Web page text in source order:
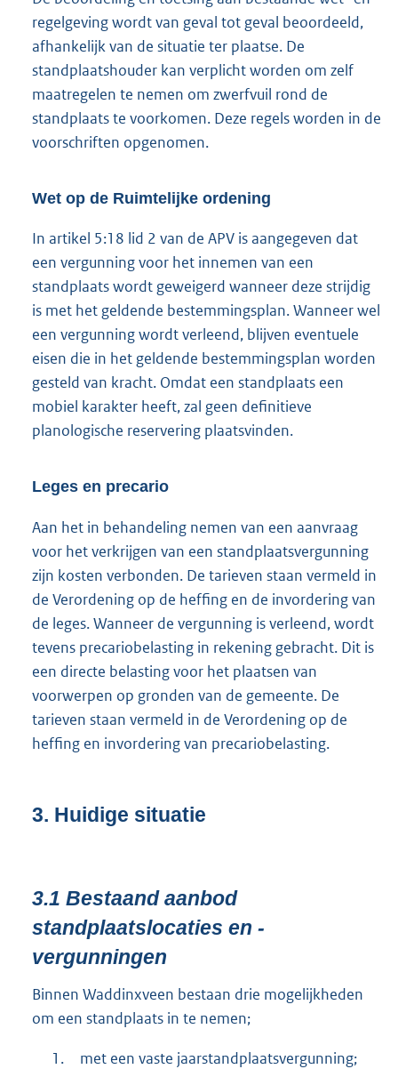
regelgeving wordt van geval tot geval beoordeeld,
afhankelijk van de situatie ter plaatse. De
standplaatshouder kan verplicht worden om zelf
maatregelen te nemen om zwerfvuil rond de
standplaats te voorkomen. Deze regels worden in de
voorschriften opgenomen.
Wet op de Ruimtelijke ordening
In artikel 5:18 lid 2 van de APV is aangegeven dat
een vergunning voor het innemen van een
standplaats wordt geweigerd wanneer deze strijdig
is met het geldende bestemmingsplan. Wanneer wel
een vergunning wordt verleend, blijven eventuele
eisen die in het geldende bestemmingsplan worden
gesteld van kracht. Omdat een standplaats een
mobiel karakter heeft, zal geen definitieve
planologische reservering plaatsvinden.
Leges en precario
Aan het in behandeling nemen van een aanvraag
voor het verkrijgen van een standplaatsvergunning
zijn kosten verbonden. De tarieven staan vermeld in
de Verordening op de heffing en de invordering van
de leges. Wanneer de vergunning is verleend, wordt
tevens precariobelasting in rekening gebracht. Dit is
een directe belasting voor het plaatsen van
voorwerpen op gronden van de gemeente. De
tarieven staan vermeld in de Verordening op de
heffing en invordering van precariobelasting.
3. Huidige situatie
3.1 Bestaand aanbod
standplaatslocaties en -
vergunningen
Binnen Waddinxveen bestaan drie mogelijkheden
om een standplaats in te nemen;
1. met een vaste jaarstandplaatsvergunning;